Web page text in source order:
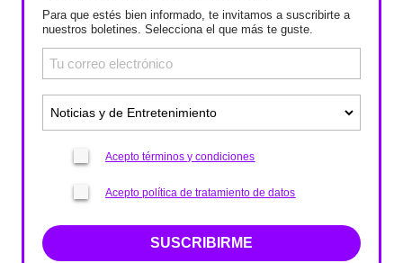
Para que estés bien informado, te invitamos a suscribirte a
nuestros boletines. Selecciona el que más te guste.
Acepto términos y condiciones
Acepto política de tratamiento de datos
SUSCRIBIRME